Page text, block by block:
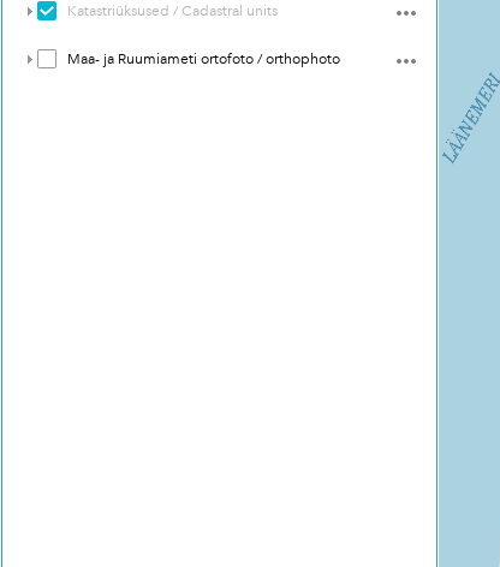
Katastriüksused / Cadastral units
Maa- ja Ruumiameti ortofoto / orthophoto